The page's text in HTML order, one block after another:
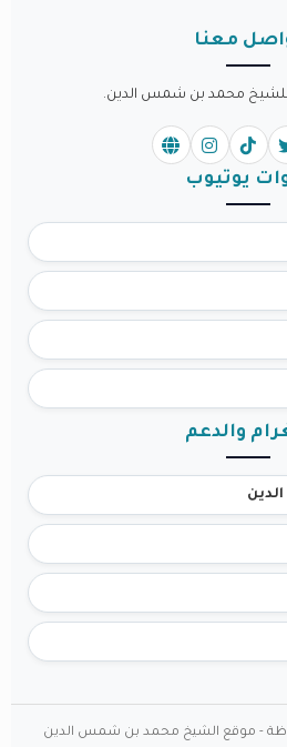
معنا
للشيخ محمد بن شمس الدين.
يوتيوب
والدعم